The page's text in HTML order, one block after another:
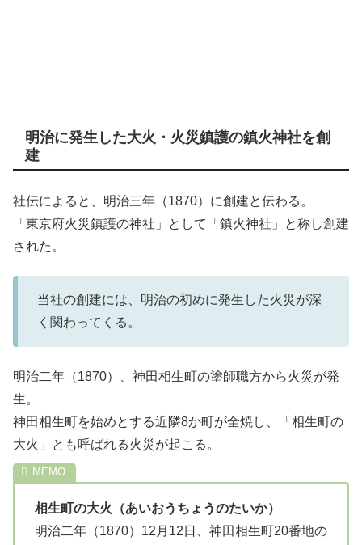
明治に発生した大火・火災鎮護の鎮火神社を創
建
社伝によると、明治三年（1870）に創建と伝わる。
「東京府火災鎮護の神社」として「鎮火神社」と称し創建
された。
当社の創建には、明治の初めに発生した火災が深
く関わってくる。
明治二年（1870）、神田相生町の塗師職方から火災が発
生。
神田相生町を始めとする近隣8か町が全焼し、「相生町の
大火」とも呼ばれる火災が起こる。
相生町の大火（あいおうちょうのたいか）
明治二年（1870）12月12日、神田相生町20番地の